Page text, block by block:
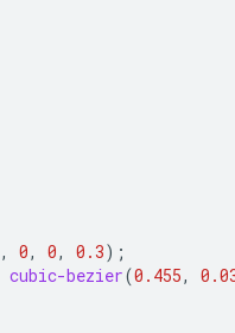
, 0, 0, 0.3);
cubic-bezier(0.455,